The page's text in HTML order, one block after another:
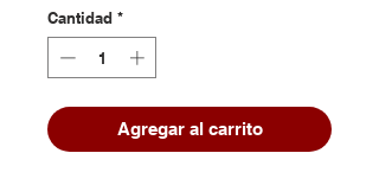
Cantidad *
Agregar al carrito